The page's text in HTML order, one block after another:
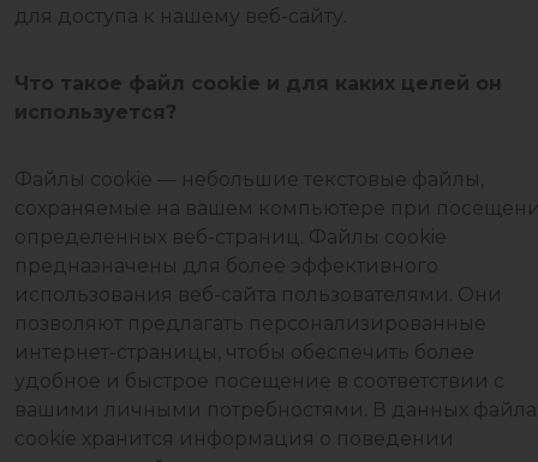
для доступа к нашему веб-сайту.
Что такое файл cookie и для каких целей он
используется?
Файлы cookie — небольшие текстовые файлы,
сохраняемые на вашем компьютере при
определенных веб-страниц. Файлы cookie
предназначены для более эффективного
использования веб-сайта пользователями. Они
позволяют предлагать персонализированные
интернет-страницы, чтобы обеспечить более
удобное и быстрое посещение в соответствии с
вашими личными потребностями. В данных
cookie хранится информация о поведении